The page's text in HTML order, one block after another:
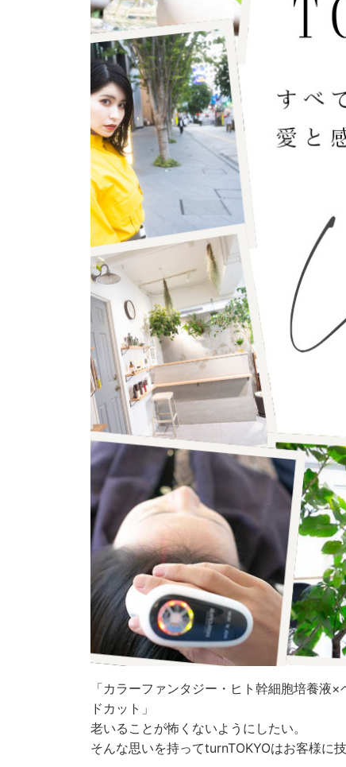
「カラーファンタジー・ヒト幹細胞培養液
ドカット」
老いることが怖くないようにしたい。
そんな思いを持ってturnTOKYOはお客様に